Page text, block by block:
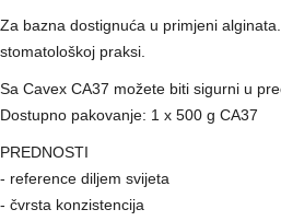
Za bazna dostignuća u primjeni
stomatološkoj praksi.
Sa Cavex CA37 možete biti sigurni u
Dostupno pakovanje: 1 x 500 g CA37
PREDNOSTI
- reference diljem svijeta
- čvrsta konzistencija